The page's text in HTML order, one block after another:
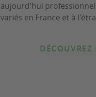
aujourd'hui
variés en France et à